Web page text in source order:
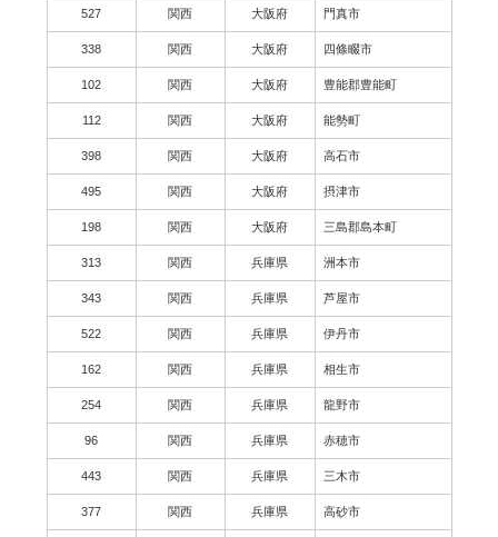
527 関西 大阪府 門真市
338 関西 大阪府 四條畷市
102 関西 大阪府 豊能郡豊能町
112 関西 大阪府 能勢町
398 関西 大阪府 高石市
495 関西 大阪府 摂津市
198 関西 大阪府 三島郡島本町
313 関西 兵庫県 洲本市
343 関西 兵庫県 芦屋市
522 関西 兵庫県 伊丹市
162 関西 兵庫県 相生市
254 関西 兵庫県 龍野市
96 関西 兵庫県 赤穂市
443 関西 兵庫県 三木市
377 関西 兵庫県 高砂市